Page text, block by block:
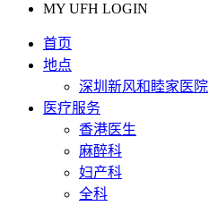
MY UFH LOGIN
首页
地点
深圳新风和睦家医院
医疗服务
香港医生
麻醉科
妇产科
全科